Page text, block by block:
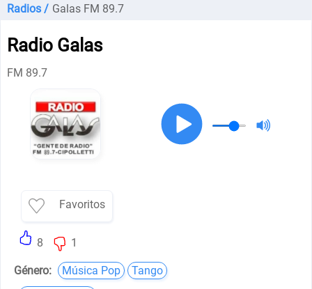
Radios / Galas FM 89.7
Radio Galas
FM 89.7
Favoritos
8 1
Género: Música Pop
Tango